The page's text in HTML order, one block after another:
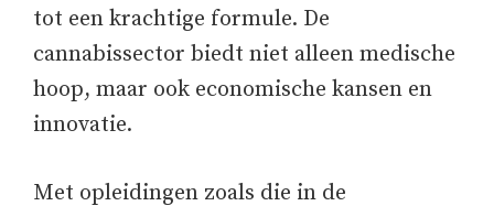
tot een krachtige formule. De
cannabissector biedt niet alleen medische
hoop, maar ook economische kansen en
innovatie.
Met opleidingen zoals die in de